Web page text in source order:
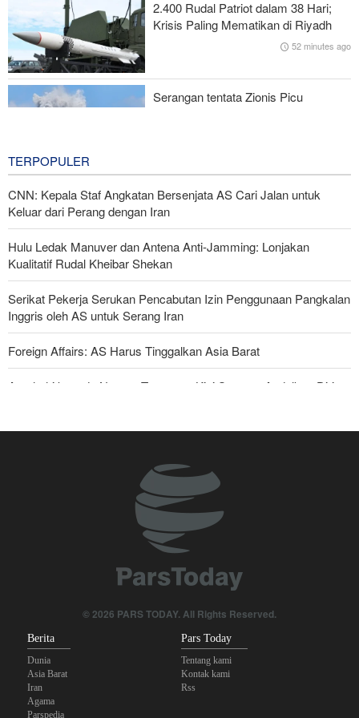
Menuju Pendidikan Tinggi Global; Iran-Indonesia Sepakati Kerja
Sama STEM
2.400 Rudal Patriot dalam 38 Hari;
Krisis Paling Mematikan di Riyadh
52 minutes ago
Serangan tentata Zionis Picu
TERPOPULER
CNN: Kepala Staf Angkatan Bersenjata AS Cari Jalan untuk
Keluar dari Perang dengan Iran
Hulu Ledak Manuver dan Antena Anti-Jamming: Lonjakan
Kualitatif Rudal Kheibar Shekan
Serikat Pekerja Serukan Pencabutan Izin Penggunaan Pangkalan
Inggris oleh AS untuk Serang Iran
Foreign Affairs: AS Harus Tinggalkan Asia Barat
Araghchi kepada Negara Tetangga: Kini Saatnya Andalkan Diri
Joe Kent: Komunitas Intelijen AS Tahu Iran Tidak Buat Nuklir, Tapi
Suara Mereka Dibungkam
Anggota Senior Ansarullah: Pernyataan DK PBB Tidak Layak
Legislator Irak: AS Sumber Utama Instabilitas di Kawasan
Mengapa Lobi Zionis di Amerika Tidak Lagi Seefektif Dulu?
© 2026 PARS TODAY. All Rights Reserved.
Berita
Dunia
Asia Barat
Iran
Agama
Parspedia
Pars Today
Tentang kami
Kontak kami
Rss